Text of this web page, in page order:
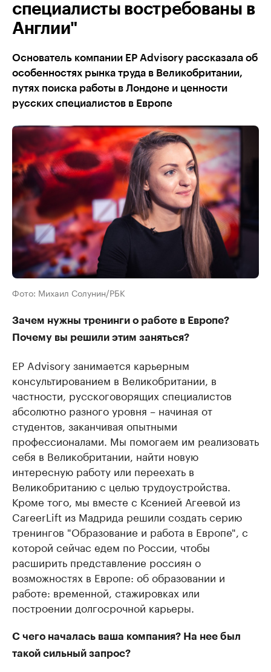
специалисты востребованы в
Англии"
Основатель компании EP Advisory рассказала об
особенностях рынка труда в Великобритании,
путях поиска работы в Лондоне и ценности
русских специалистов в Европе
Фото: Михаил Солунин/РБК
Зачем нужны тренинги о работе в Европе?
Почему вы решили этим заняться?
EP Advisory занимается карьерным
консультированием в Великобритании, в
частности, русскоговорящих специалистов
абсолютно разного уровня – начиная от
студентов, заканчивая опытными
профессионалами. Мы помогаем им реализовать
себя в Великобритании, найти новую
интересную работу или переехать в
Великобританию с целью трудоустройства.
Кроме того, мы вместе с Ксенией Агеевой из
CareerLift из Мадрида решили создать серию
тренингов "Образование и работа в Европе", с
которой сейчас едем по России, чтобы
расширить представление россиян о
возможностях в Европе: об образовании и
работе: временной, стажировках или
построении долгосрочной карьеры.
С чего началась ваша компания? На нее был
такой сильный запрос?